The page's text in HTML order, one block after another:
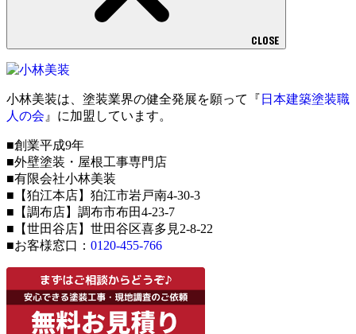
CLOSE
小林美装は、塗装業界の健全発展を願って『 日本建築塗装職
人の会 』に加盟しています。
■創業平成9年
■外壁塗装・屋根工事専門店
■有限会社小林美装
■【狛江本店】狛江市岩戸南4-30-3
■【調布店】調布市布田4-23-7
■【世田谷店】世田谷区喜多見2-8-22
■お客様窓口： 0120-455-766